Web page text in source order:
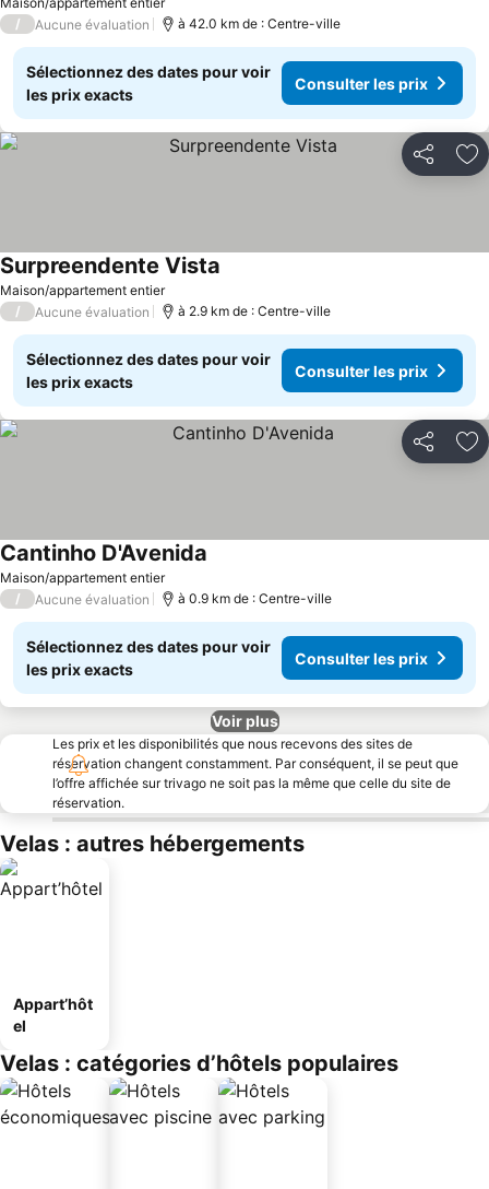
/
Aucune évaluation à 42.0 km de : Centre-ville
Sélectionnez des dates pour voir
les prix exacts
Consulter les prix
Partager
Maison/appartement entier
Surpreendente Vista
/ Aucune évaluation à 2.9 km de : Centre-ville
Sélectionnez des dates pour voir
les prix exacts
Consulter les prix
Partager
Maison/appartement entier
Cantinho D'Avenida
/ Aucune évaluation à 0.9 km de : Centre-ville
Sélectionnez des dates pour voir
les prix exacts
Consulter les prix
Voir plus
Les prix et les disponibilités que nous recevons des sites de
réservation changent constamment. Par conséquent, il se peut que
l’offre affichée sur trivago ne soit pas la même que celle du site de
réservation.
Velas : autres hébergements
Appart’hôt
el
Velas : catégories d’hôtels populaires